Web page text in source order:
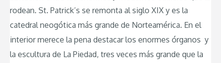
rodean. St. Patrick’s se remonta al siglo XIX y es la
catedral neogótica más grande de Norteamérica. En el
interior merece la pena destacar los enormes órganos y
la escultura de La Piedad, tres veces más grande que la